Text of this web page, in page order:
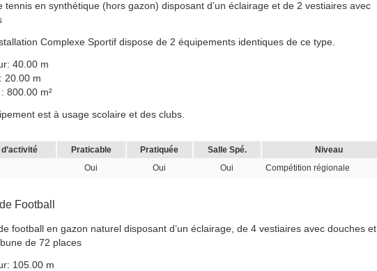
tennis en synthétique (hors gazon) disposant d’un éclairage et de 2 vestiaires avec
Complexe Sportif dispose de 2 équipements identiques de ce type.
40.00 m
20.00 m
800.00 m²
est à usage scolaire et des clubs.
Praticable Pratiquée Salle Spé.
Niveau
Oui Oui Oui Compétition régionale
Football
football en gazon naturel disposant d’un éclairage, de 4 vestiaires avec douches et
de 72 places
105.00 m